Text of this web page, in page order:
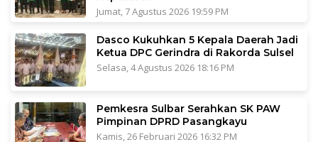
Jumat, 7 Agustus 2026 19:59 PM
Dasco Kukuhkan 5 Kepala Daerah Jadi
Ketua DPC Gerindra di Rakorda Sulsel
Selasa, 4 Agustus 2026 18:16 PM
Pemkesra Sulbar Serahkan SK PAW
Pimpinan DPRD Pasangkayu
Kamis, 26 Februari 2026 16:32 PM